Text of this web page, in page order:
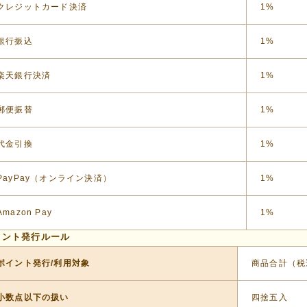
レジットカード決済 1%
行振込 1%
天銀行決済 1%
便振替 1%
金引換 1%
（オンライン決済） 1%
Pay 1%
ト発行ルール
イント発行/利用対象 商品合計（
数点以下の扱い 四捨五入